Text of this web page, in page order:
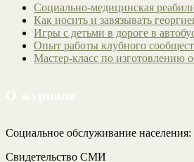
Социально-медицинская
Как носить и завязывать
Игры с детьми в дороге в
Опыт работы клубного
Мастер-класс по изготовлению
Социальное обслуживание
Свидетельство СМИ